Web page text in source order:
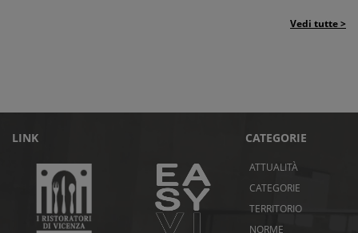
Vedi tutte >
LINK CATEGORIE
ATTUALITÀ
CATEGORIE
TERRITORIO
NORME